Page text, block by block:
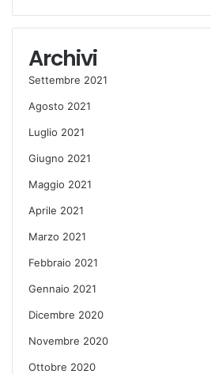
Archivi
Settembre 2021
Agosto 2021
Luglio 2021
Giugno 2021
Maggio 2021
Aprile 2021
Marzo 2021
Febbraio 2021
Gennaio 2021
Dicembre 2020
Novembre 2020
Ottobre 2020